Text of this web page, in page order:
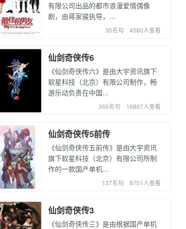
有限公司出品的都市浪漫爱情偶像
剧，由蒋家骏执导，...
35名句 4580人查看
仙剑奇侠传6
《仙剑奇侠传六》是由大宇资讯旗下
软星科技（北京）有限公司制作，畅
游乐动负责在中国...
365名句 16807人查看
仙剑奇侠传5前传
《仙剑奇侠传五前传》是由大宇资讯
旗下软星科技（北京）有限公司所制
作的一款国产单机...
137名句 8751人查看
仙剑奇侠传3
《仙剑奇侠传三》是由根据国产单机